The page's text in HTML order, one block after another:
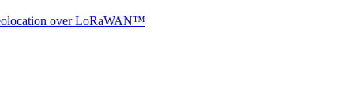
over LoRaWAN™